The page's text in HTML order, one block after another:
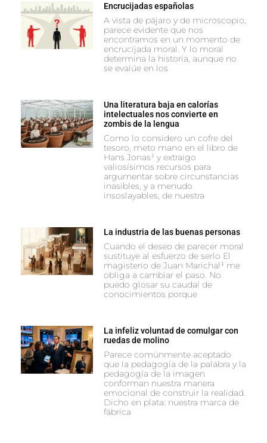
Encrucijadas españolas
A vista de pájaro y de microscopio,
parece evidente que nos
encontramos en un momento de
encrucijada moral. Y lo moral
determina la historia, aunque no
se evalúe en los
Una literatura baja en calorías
intelectuales nos convierte en
zombis de la lengua
Como lo considero un cofre del
tesoro, meto mano en el libro de
Hans Jonas¹ y extraigo
valiosísimos recursos para
argumentar sobre circunstancias
inasibles, y a menudo
insoslayables, de nuestra
La industria de las buenas personas
Cuando el deseo de parecer moral
sustituye al esfuerzo de serlo El
magisterio de Juan Marichal¹ me
obliga a cambiar el paso. No
puedo glosar su caudal de
conocimientos porque
La infeliz voluntad de comulgar con
ruedas de molino
Parece comúnmente aceptado
que la pedagogía de la palabra y la
pedagogía de la imagen
conforman nuestra manera
emocional de construir la realidad.
Dicho en plata: nuestra marca de
fábrica